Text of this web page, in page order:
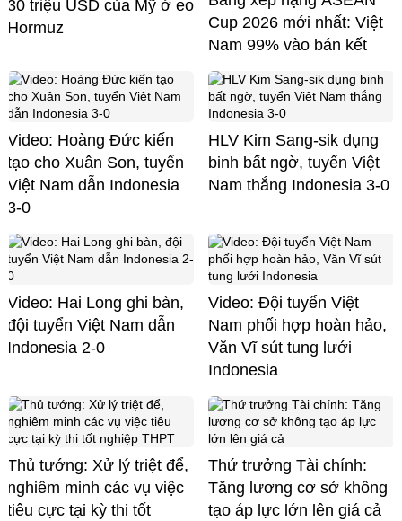
30 triệu USD của Mỹ ở eo
Hormuz
Cup 2026 mới nhất: Việt
Nam 99% vào bán kết
Video: Hoàng Đức kiến
tạo cho Xuân Son, tuyển
Việt Nam dẫn Indonesia
3-0
HLV Kim Sang-sik dụng
binh bất ngờ, tuyển Việt
Nam thắng Indonesia 3-0
Video: Hai Long ghi bàn,
đội tuyển Việt Nam dẫn
Indonesia 2-0
Video: Đội tuyển Việt
Nam phối hợp hoàn hảo,
Văn Vĩ sút tung lưới
Indonesia
Thủ tướng: Xử lý triệt để,
nghiêm minh các vụ việc
tiêu cực tại kỳ thi tốt
Thứ trưởng Tài chính:
Tăng lương cơ sở không
tạo áp lực lớn lên giá cả